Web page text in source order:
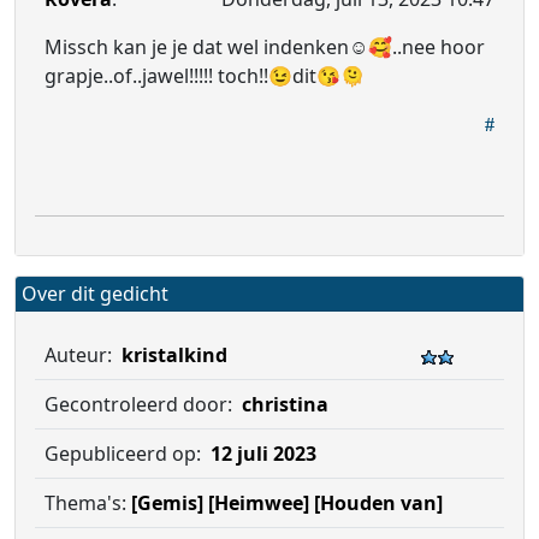
Missch kan je je dat wel indenken☺️🥰..nee hoor
grapje..of..jawel!!!!! toch!!😉dit😘🫠
Over dit gedicht
Auteur: kristalkind
Gecontroleerd door: christina
Gepubliceerd op: 12 juli 2023
Thema's: [Gemis] [Heimwee] [Houden van]